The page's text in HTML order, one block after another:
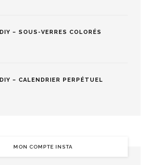
DIY – SOUS-VERRES COLORÉS
DIY – CALENDRIER PERPÉTUEL
MON COMPTE INSTA